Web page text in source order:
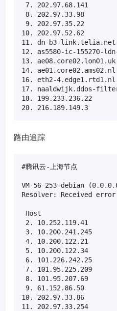
7. 202.97.68.141
8. 202.97.33.98
9. 202.97.35.22
10. 202.97.52.62
11. dn-b3-
12. as5580-ic-155270-
13.
14.
16. eth2-
17. naaldwijk.ddos-
18. 199.233.236.22
20. 216.189.149.3
路由追踪
#腾讯云-上海节点
VM-56-253-debian
Resolver: Received
Host
2. 10.252.119.41
3. 10.200.241.245
4. 10.200.122.21
5. 10.200.122.34
6. 101.226.242.25
7. 101.95.225.209
8. 101.95.207.69
9. 61.152.86.50
10. 202.97.33.86
11. 202.97.33.254